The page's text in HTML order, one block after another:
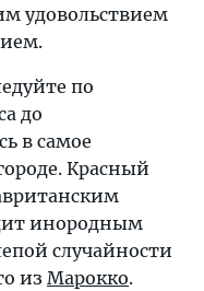
удовольствием
по
до
в самое
Красный
инородным
случайности
из Марокко.